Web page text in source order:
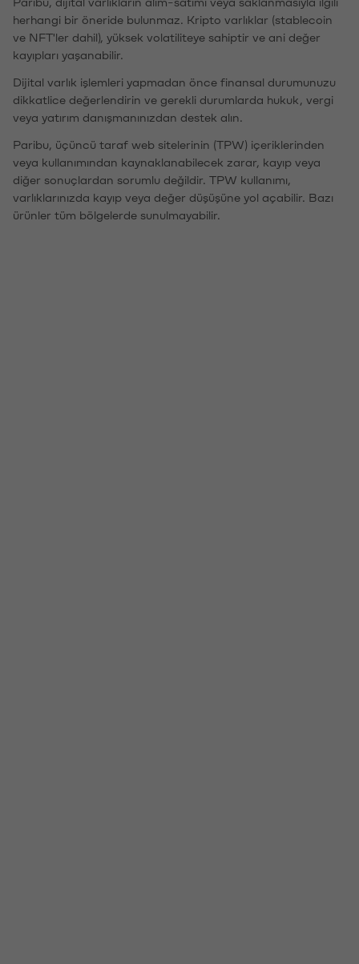
herhangi bir öneride bulunmaz. Kripto varlıklar (stablecoin
ve NFT'ler dahil), yüksek volatiliteye sahiptir ve ani değer
kayıpları yaşanabilir.
Dijital varlık işlemleri yapmadan önce finansal durumunuzu
dikkatlice değerlendirin ve gerekli durumlarda hukuk, vergi
veya yatırım danışmanınızdan destek alın.
Paribu, üçüncü taraf web sitelerinin (TPW) içeriklerinden
veya kullanımından kaynaklanabilecek zarar, kayıp veya
diğer sonuçlardan sorumlu değildir. TPW kullanımı,
varlıklarınızda kayıp veya değer düşüşüne yol açabilir. Bazı
ürünler tüm bölgelerde sunulmayabilir.